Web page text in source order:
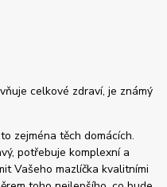
celkové zdraví, je známý
zejména těch domácích.
potřebuje komplexní a
Vašeho mazlíčka kvalitními